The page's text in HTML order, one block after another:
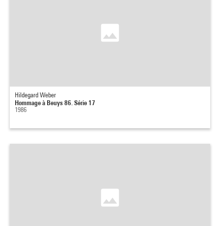
Hildegard Weber
Hommage à Beuys 86. Série 17
1986